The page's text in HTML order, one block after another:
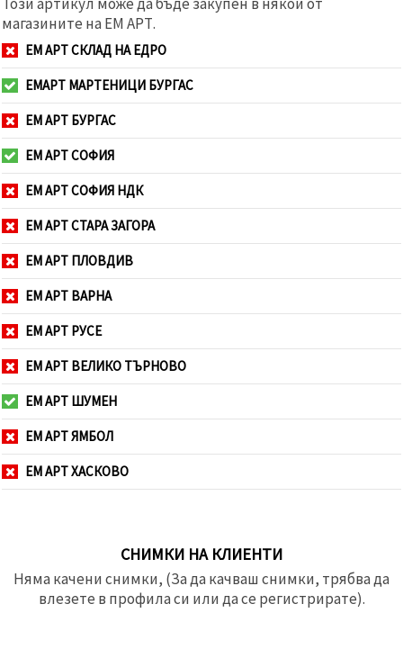
магазините на ЕМ АРТ.
ЕМ АРТ СКЛАД НА ЕДРО
ЕМАРТ МАРТЕНИЦИ БУРГАС
ЕМ АРТ БУРГАС
ЕМ АРТ СОФИЯ
ЕМ АРТ СОФИЯ НДК
ЕМ АРТ СТАРА ЗАГОРА
ЕМ АРТ ПЛОВДИВ
ЕМ АРТ ВАРНА
ЕМ АРТ РУСЕ
ЕМ АРТ ВЕЛИКО ТЪРНОВО
ЕМ АРТ ШУМЕН
ЕМ АРТ ЯМБОЛ
ЕМ АРТ ХАСКОВО
СНИМКИ НА КЛИЕНТИ
Няма качени снимки, (За да качваш снимки, трябва да
влезете в профила си или да се регистрирате).